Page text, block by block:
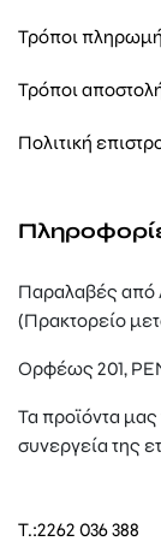
Τρόποι
Τρόποι
Πολιτική
Παραλαβές από
(Πρακτορείο
Ορφέως 201,
Τα προϊόντα
συνεργεία της
T.:2262 036 388